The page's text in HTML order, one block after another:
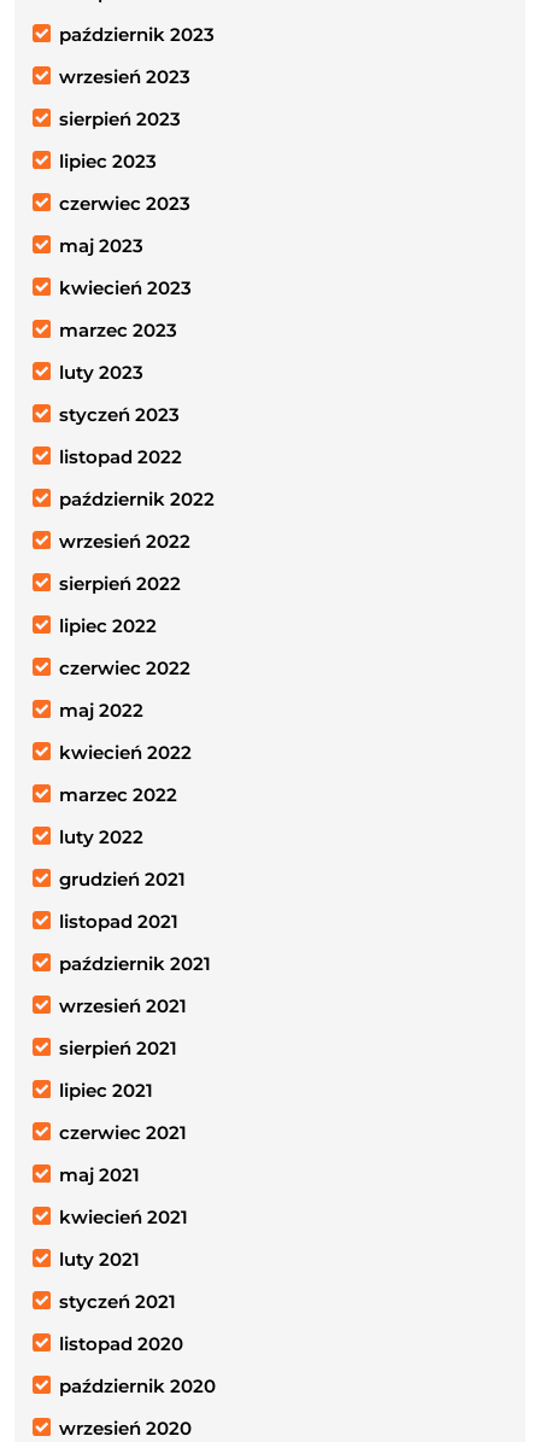
październik 2023
wrzesień 2023
sierpień 2023
lipiec 2023
czerwiec 2023
maj 2023
kwiecień 2023
marzec 2023
luty 2023
styczeń 2023
listopad 2022
październik 2022
wrzesień 2022
sierpień 2022
lipiec 2022
czerwiec 2022
maj 2022
kwiecień 2022
marzec 2022
luty 2022
grudzień 2021
listopad 2021
październik 2021
wrzesień 2021
sierpień 2021
lipiec 2021
czerwiec 2021
maj 2021
kwiecień 2021
luty 2021
styczeń 2021
listopad 2020
październik 2020
wrzesień 2020